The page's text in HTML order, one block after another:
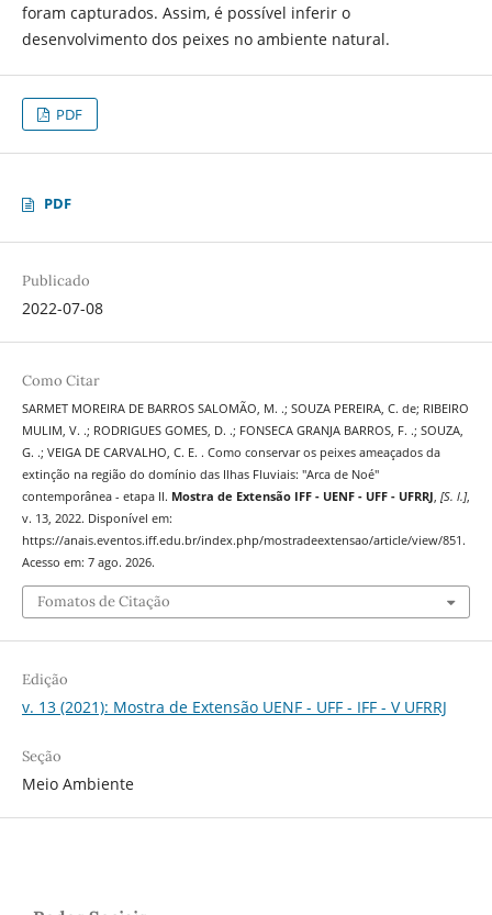
foram capturados. Assim, é possível inferir o
desenvolvimento dos peixes no ambiente natural.
PDF
PDF
Publicado
2022-07-08
Como Citar
SARMET MOREIRA DE BARROS SALOMÃO, M. .; SOUZA PEREIRA, C. de; RIBEIRO
MULIM, V. .; RODRIGUES GOMES, D. .; FONSECA GRANJA BARROS, F. .; SOUZA,
G. .; VEIGA DE CARVALHO, C. E. . Como conservar os peixes ameaçados da
extinção na região do domínio das Ilhas Fluviais: "Arca de Noé"
contemporânea - etapa II. Mostra de Extensão IFF - UENF - UFF - UFRRJ, [S. l.],
v. 13, 2022. Disponível em:
https://anais.eventos.iff.edu.br/index.php/mostradeextensao/article/view/851.
Acesso em: 7 ago. 2026.
Fomatos de Citação
Edição
v. 13 (2021): Mostra de Extensão UENF - UFF - IFF - V UFRRJ
Seção
Meio Ambiente